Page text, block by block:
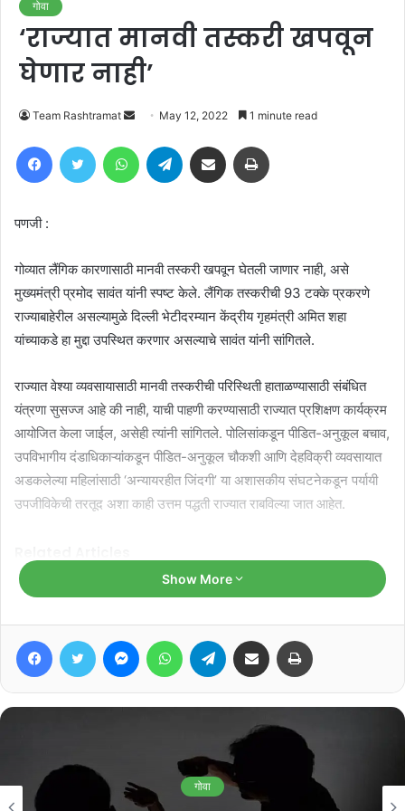
गोवा
‘राज्यात मानवी तस्करी खपवून
घेणार नाही’
Team Rashtramat
Send
email
May 12, 2022 1 minute read
FacebookTwitter WhatsAppTelegram Share via Email
पणजी :
गोव्यात लैंगिक कारणासाठी मानवी तस्करी खपवून घेतली जाणार नाही, असे
मुख्यमंत्री प्रमोद सावंत यांनी स्पष्ट केले. लैंगिक तस्करीची 93 टक्के प्रकरणे
राज्याबाहेरील असल्यामुळे दिल्ली भेटीदरम्यान केंद्रीय गृहमंत्री अमित शहा
यांच्याकडे हा मुद्दा उपस्थित करणार असल्याचे सावंत यांनी सांगितले.
राज्यात वेश्‍या व्यवसायासाठी मानवी तस्करीची परिस्थिती हाताळण्यासाठी संबंधित
यंत्रणा सुसज्ज आहे की नाही, याची पाहणी करण्यासाठी राज्यात प्रशिक्षण कार्यक्रम
आयोजित केला जाईल, असेही त्यांनी सांगितले. पोलिसांकडून पीडित-अनुकूल बचाव,
उपविभागीय दंडाधिकाऱ्यांकडून पीडित-अनुकूल चौकशी आणि देहविक्री व्यवसायात
अडकलेल्या महिलांसाठी ‘अन्यायरहीत जिंदगी’ या अशासकीय संघटनेकडून पर्यायी
उपजीविकेची तरतूद अशा काही उत्तम पद्धती राज्यात राबविल्या जात आहेत.
मूलभूत सुविधांकडे दुर्लक्षाचा काँग्रेसचा आरोप
August 8, 2026
मडगाव पोलीस स्थानक व पोलीस निवासी
Show More
FacebookTwitter MessengerWhatsAppTelegram Share via Email
गोवा